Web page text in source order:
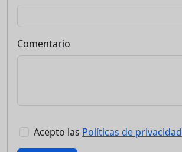
Comentario
Acepto las Políticas de privacidad